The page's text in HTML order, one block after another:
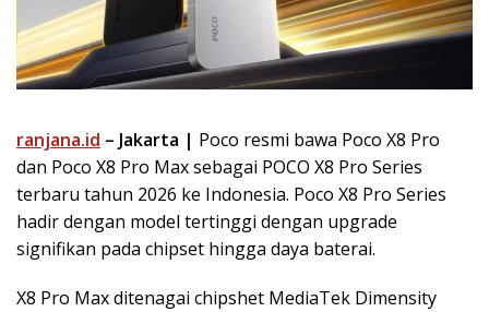
ranjana.id – Jakarta | Poco resmi bawa Poco X8 Pro
dan Poco X8 Pro Max sebagai POCO X8 Pro Series
terbaru tahun 2026 ke Indonesia. Poco X8 Pro Series
hadir dengan model tertinggi dengan upgrade
signifikan pada chipset hingga daya baterai.
X8 Pro Max ditenagai chipshet MediaTek Dimensity